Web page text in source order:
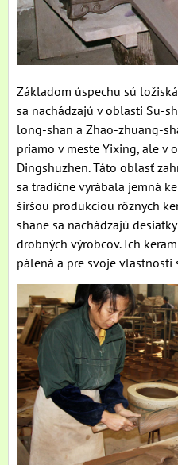
Základom úspechu sú
sa nachádzajú v oblasti Su-
long-shan a Zhao-zhuang-
priamo v meste Yixing, ale v
Dingshuzhen. Táto oblasť
sa tradične vyrábala jemná
širšou produkciou rôznych
shane sa nachádzajú
drobných výrobcov. Ich
pálená a pre svoje vlastnosti